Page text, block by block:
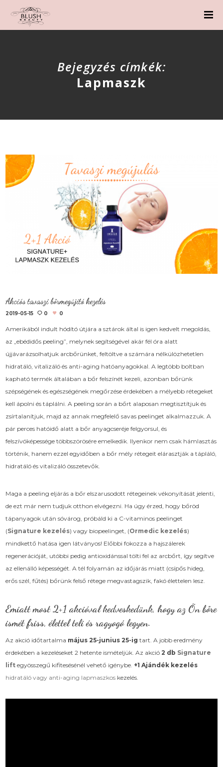
Bejegyzés címkék:
Lapmaszk
Akciós tavaszi bőrmegújító kezelés
2019-05-15 0 0
Amerikából indult hódító útjára a sztárok által is igen kedvelt megoldás,
az „ebédidős peeling”, melynek segítségével akár fél óra alatt
újjávarázsolhatjuk arcbőrünket, feltöltve a számára nélkülözhetetlen
hidratáló, vitalizáló és anti-aging hatóanyagokkal. A legtöbb boltban
kapható termék általában a bőr felszínét kezeli, azonban bőrünk
szépségének és egészségének megőrzése érdekében a mélyebb rétegeket
kell ápolni és táplálni. A peeling során a bőrt alaposan megtisztítjuk és
zsírtalanítjuk, majd az annak megfelelő savas peelinget alkalmazzuk. A
pár perces hatóidő alatt a bőr anyagcseréje felgyorsul, és
felszívóképessége többszörösére emelkedik. Ilyenkor nem csak hámlasztás
történik, hanem ezzel egyidőben a bőr mély rétegeit elárasztják a tápláló,
hidratáló és vitalizáló összetevők.
Maga a peeling eljárás a bőr elszarusodott rétegeinek vékonyítását jelenti,
de ezt már nem tudjuk otthon elvégezni. Ha úgy érzed, hogy bőröd
tápanyagok után sóvárog, próbáld ki a C-vitaminos peelinget
(Signature kezelés) vagy biopeelinget, (Ormedic kezelés)
mindkettő hatása igen látványos! Előbbi fokozza a hajszálerek
regenerációját, utóbbi pedig antioxidánssal tölti fel az arcbőrt, így segítve
az ellenálló képességét. A tél folyamán az időjárás miatt (csípős hideg,
erős szél, fűtés) bőrünk felső rétege megvastagszik, fakó élettelen lesz.
Emiatt most2+1 akcióvalkedveskedünk, hogy az Ön bőre
ismét friss, élettel teli és ragyogó legyen.
Az akció időtartalma május 25-junius 25-ig tart. A jobb eredmény
érdekében a kezeléseket 2 hetente ismételjük. Az akció2 db Signature
lift egyösszegű kifitesésénél vehető igénybe. +1 Ajándék kezelés
hidratáló vagy anti-aging lapmaszkos kezelés.